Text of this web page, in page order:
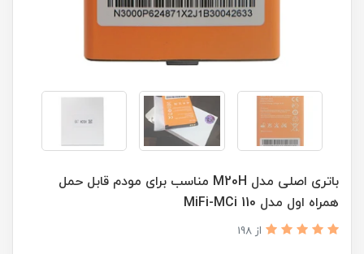
باتری اصلی مدل M20H مناسب برای مودم قابل حمل
همراه اول مدل MiFi-MCi 110
از 198